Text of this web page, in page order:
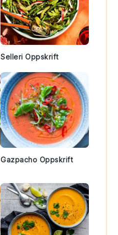
Selleri Oppskrift
Gazpacho Oppskrift